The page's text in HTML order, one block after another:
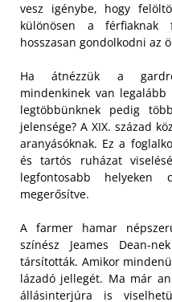
vesz igénybe, hogy
különösen a férfiaknak
hosszasan gondolkodni az
Ha átnézzük a
mindenkinek van
legtöbbünknek pedig
jelensége? A XIX. század
aranyásóknak. Ez a
és tartós ruházat
legfontosabb helyeken
megerősítve.
A farmer hamar
színész Jeames Dean-
társították. Amikor
lázadó jellegét. Ma már
állásinterjúra is